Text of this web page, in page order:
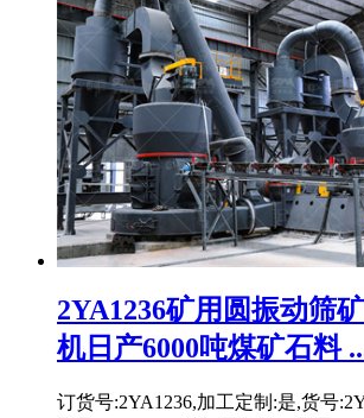
2YA1236矿用圆振动筛
机日产6000吨煤矿石料
订货号:2YA1236,加工定制:是,货号